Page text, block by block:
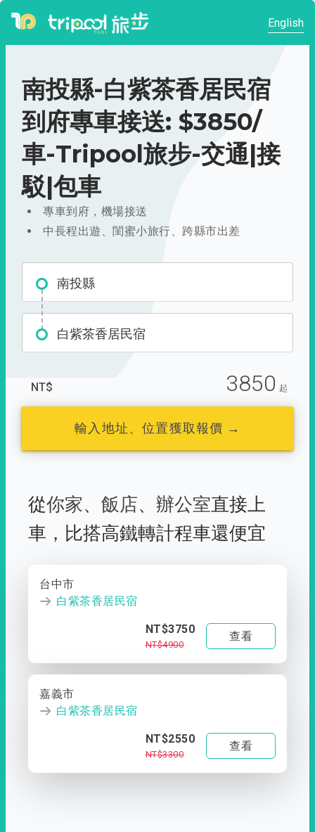
English
南投縣-白紫茶香居民宿
到府專車接送: $3850/
車-Tripool旅步-交通|接
駁|包車
專車到府，機場接送
中長程出遊、閨蜜小旅行、跨縣市出差
南投縣
白紫茶香居民宿
NT$ 3850 起
輸入地址、位置獲取報價 →
從你家、 飯店、 辦公室直接上
車， 比搭高鐵轉計程車還便宜
台中市
白紫茶香居民宿
NT$3750
NT$4900
查看
嘉義市
白紫茶香居民宿
NT$2550
NT$3300
查看